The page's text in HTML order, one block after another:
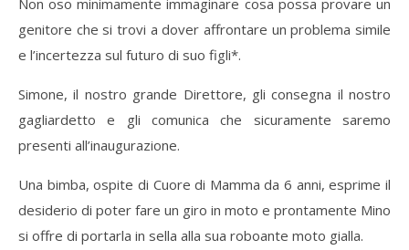
Non oso minimamente immaginare cosa possa provare un
genitore che si trovi a dover affrontare un problema simile
e l’incertezza sul futuro di suo figli*.
Simone, il nostro grande Direttore, gli consegna il nostro
gagliardetto e gli comunica che sicuramente saremo
presenti all’inaugurazione.
Una bimba, ospite di Cuore di Mamma da 6 anni, esprime il
desiderio di poter fare un giro in moto e prontamente Mino
si offre di portarla in sella alla sua roboante moto gialla.